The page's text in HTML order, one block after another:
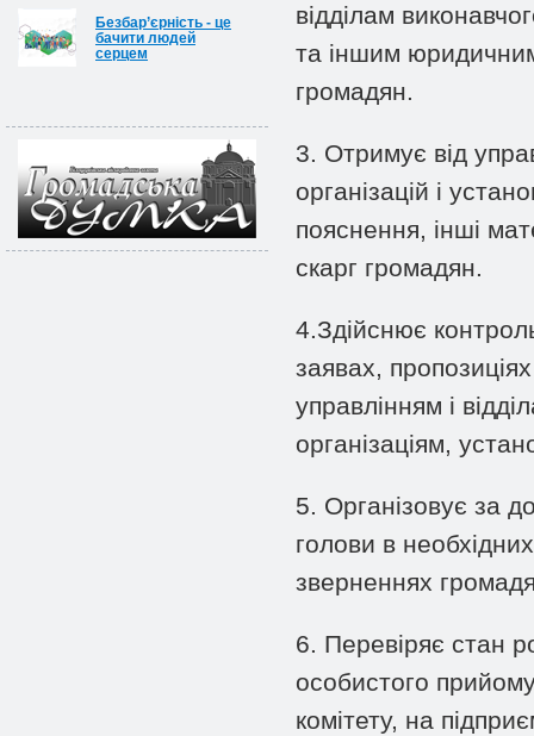
Безбар’єрність - це
бачити людей
серцем
відділам
та іншим
громадян.
3. Отримує від
організацій і
пояснення, інші
скарг громадян.
4.Здійснює
заявах,
управлінням і
організаціям,
5. Організовує за
голови в
зверненнях
6. Перевіряє стан
особистого
комітету, на